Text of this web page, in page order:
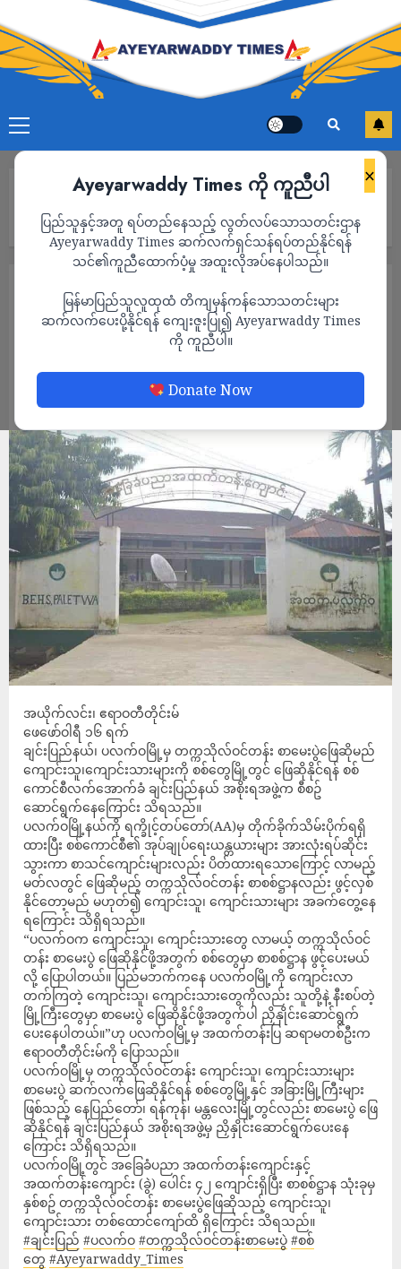
×
Ayeyarwaddy Times ကို ကူညီပါ
ပြည်သူနှင့်အတူ ရပ်တည်နေသည့် လွတ်လပ်သောသတင်းဌာန
Ayeyarwaddy Times ဆက်လက်ရှင်သန်ရပ်တည်နိုင်ရန်
သင်၏ကူညီထောက်ပံ့မှု အထူးလိုအပ်နေပါသည်။
မြန်မာပြည်သူလူထုထံ တိကျမှန်ကန်သောသတင်းများ
ဆက်လက်ပေးပို့နိုင်ရန် ကျေးဇူးပြု၍ Ayeyarwaddy Times
ကို ကူညီပါ။
Donate Now
ကျောင်းသားများစစ်တွေမြို့တွင် ဖြေဆိုရမည်
ပလက်ဝမြို့မှ တက္ကသိုလ်ဝင်တန်း စာမေးပွဲဖြေ
ဆိုမည် ကျောင်းသူ၊ကျောင်းသားများစစ်တွေမြို့
တွင် ဖြေဆိုရမည်
ADMIN FEBRUARY 16, 2024
အယိုက်လင်း၊ ဧရာဝတီတိုင်းမ်
ဖေဖော်ဝါရီ ၁၆ ရက်
ချင်းပြည်နယ်၊ ပလက်ဝမြို့မှ တက္ကသိုလ်ဝင်တန်း စာမေးပွဲဖြေဆိုမည်
ကျောင်းသူ၊ကျောင်းသားများကို စစ်တွေမြို့တွင် ဖြေဆိုနိုင်ရန် စစ်
ကောင်စီလက်အောက်ခံ ချင်းပြည်နယ် အစိုးရအဖွဲ့က စီစဥ်
ဆောင်ရွက်နေကြောင်း သိရသည်။
ပလက်ဝမြို့နယ်ကို ရက္ခိုင့်တပ်တော်(AA)မှ တိုက်ခိုက်သိမ်းပိုက်ရရှိ
ထားပြီး စစ်ကောင်စီ၏ အုပ်ချုပ်ရေးယန္တယားများ အားလုံးရပ်ဆိုင်း
သွားကာ စာသင်ကျောင်းများလည်း ပိတ်ထားရသောကြောင့် လာမည့်
မတ်လတွင် ဖြေဆိုမည့် တက္ကသိုလ်ဝင်တန်း စာစစ်ဋ္ဌာနလည်း ဖွင့်လှစ်
နိုင်တော့မည် မဟုတ်၍ ကျောင်းသူ၊ ကျောင်းသားများ အခက်တွေ့နေ
ရကြောင်း သိရှိရသည်။
“ပလက်ဝက ကျောင်းသူ၊ ကျောင်းသားတွေ လာမယ့် တက္ကသိုလ်ဝင်
တန်း စာမေးပွဲ ဖြေဆိုနိုင်ဖို့အတွက် စစ်တွေမှာ စာစစ်ဋ္ဌာန ဖွင့်ပေးမယ်
လို့ ပြောပါတယ်။ ပြည်မဘက်ကနေ ပလက်ဝမြို့ကို ကျောင်းလာ
တက်ကြတဲ့ ကျောင်းသူ၊ ကျောင်းသားတွေကိုလည်း သူတို့နဲ့ နီးစပ်တဲ့
မြို့ကြီးတွေမှာ စာမေးပွဲ ဖြေဆိုနိုင်ဖို့အတွက်ပါ ညှိနှိုင်းဆောင်ရွက်
ပေးနေပါတယ်။”ဟု ပလက်ဝမြို့မှ အထက်တန်းပြ ဆရာမတစ်ဦးက
ဧရာဝတီတိုင်းမ်ကို ပြောသည်။
ပလက်ဝမြို့မှ တက္ကသိုလ်ဝင်တန်း ကျောင်းသူ၊ ကျောင်းသားများ
စာမေးပွဲ ဆက်လက်ဖြေဆိုနိုင်ရန် စစ်တွေမြို့နှင် အခြားမြို့ကြီးများ
ဖြစ်သည့် နေပြည်တော်၊ ရန်ကုန်၊ မန္တလေးမြို့တွင်လည်း စာမေးပွဲ ဖြေ
ဆိုနိုင်ရန် ချင်းပြည်နယ် အစိုးရအဖွဲ့မှ ညှိနှိုင်းဆောင်ရွက်ပေးနေ
ကြောင်း သိရှိရသည်။
ပလက်ဝမြို့တွင် အခြေခံပညာ အထက်တန်းကျောင်းနှင့်
အထက်တန်းကျောင်း (ခွဲ) ပေါင်း ၄၂ ကျောင်းရှိပြီး စာစစ်ဋ္ဌာန သုံးခုမှ
နှစ်စဥ် တက္ကသိုလ်ဝင်တန်း စာမေးပွဲဖြေဆိုသည့် ကျောင်းသူ၊
ကျောင်းသား တစ်ထောင်ကျော်ထိ ရှိကြောင်း သိရသည်။
#ချင်းပြည် #ပလက်ဝ #တက္ကသိုလ်ဝင်တန်းစာမေးပွဲ #စစ်
တွေ #Ayeyarwaddy_Times